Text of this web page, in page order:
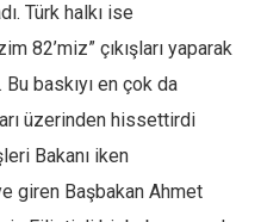
Türk halkı ise
82’miz” çıkışları yaparak
baskıyı en çok da
üzerinden hissettirdi
Bakanı iken
giren Başbakan Ahmet